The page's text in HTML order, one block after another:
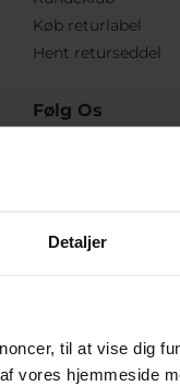
Detaljer
til at vise dig
vores hjemmeside
Køb returlabel
Hent returseddel
Følg Os